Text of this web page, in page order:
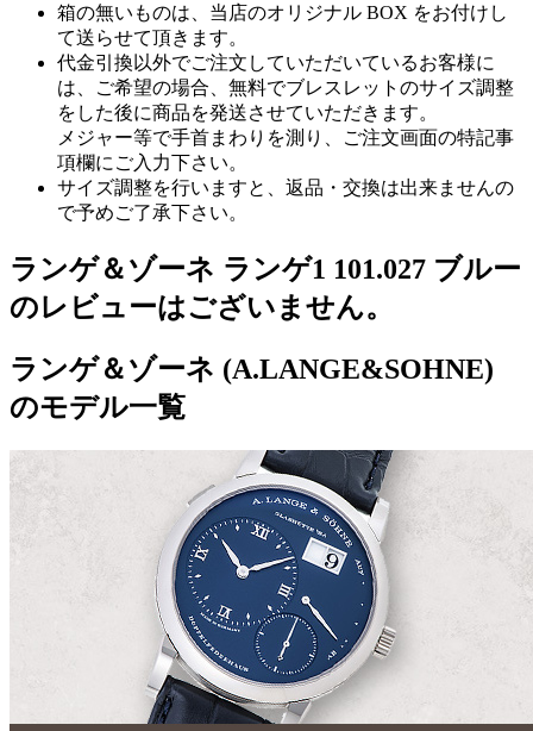
箱の無いものは、当店のオリジナル BOX をお付けし
て送らせて頂きます。
代金引換以外でご注文していただいているお客様に
は、ご希望の場合、無料でブレスレットのサイズ調整
をした後に商品を発送させていただきます。
メジャー等で手首まわりを測り、ご注文画面の特記事
項欄にご入力下さい。
サイズ調整を行いますと、返品・交換は出来ませんの
で予めご了承下さい。
ランゲ＆ゾーネ ランゲ1 101.027 ブルー
のレビューはございません。
ランゲ＆ゾーネ (A.LANGE&SOHNE)
のモデル一覧